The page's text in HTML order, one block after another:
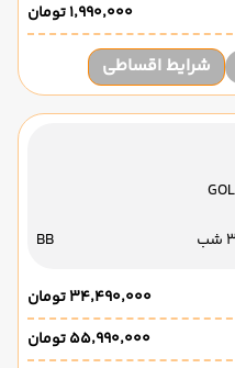
۱٬۹۹۰٬۰۰۰ تومان
شرایط اقساطی
3 شب BB
۳۴٬۴۹۰٬۰۰۰ تومان
۵۵٬۹۹۰٬۰۰۰ تومان